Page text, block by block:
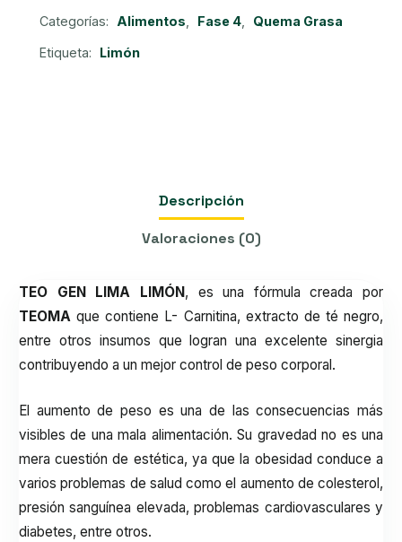
cantidad
Categorías: Alimentos Fase 4 Quema Grasa
Etiqueta: Limón
Descripción
Valoraciones (0)
TEO GEN LIMA LIMÓN , es una fórmula creada por
TEOMA que contiene L- Carnitina, extracto de té negro,
entre otros insumos que logran una excelente sinergia
contribuyendo a un mejor control de peso corporal.
El aumento de peso es una de las consecuencias más
visibles de una mala alimentación. Su gravedad no es una
mera cuestión de estética, ya que la obesidad conduce a
varios problemas de salud como el aumento de colesterol,
presión sanguínea elevada, problemas cardiovasculares y
diabetes, entre otros.